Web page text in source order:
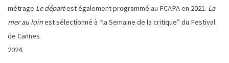
métrage Le départest également programmé au FCAPA en 2021. La
mer au loinest sélectionné à “la Semaine de la critique” du Festival
de Cannes
2024.